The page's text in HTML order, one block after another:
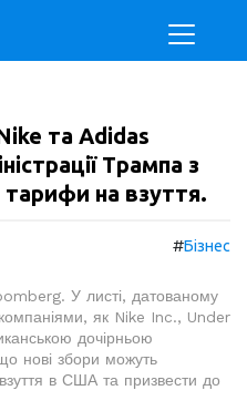
та Adidas
Трампа з
тарифи на взуття.
#Бізнес
У листі, датованому
як Nike Inc., Under
дочірньою
нові збори можуть
в США та призвести до